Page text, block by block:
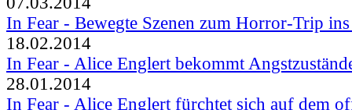
In Fear - Bewegte Szenen zum Horror-Trip
18.02.2014
In Fear - Alice Englert bekommt
28.01.2014
In Fear - Alice Englert fürchtet sich auf dem